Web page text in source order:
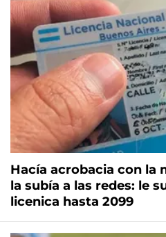
Hacía acrobacia con la
la subía a las redes: le
licenica hasta 2099